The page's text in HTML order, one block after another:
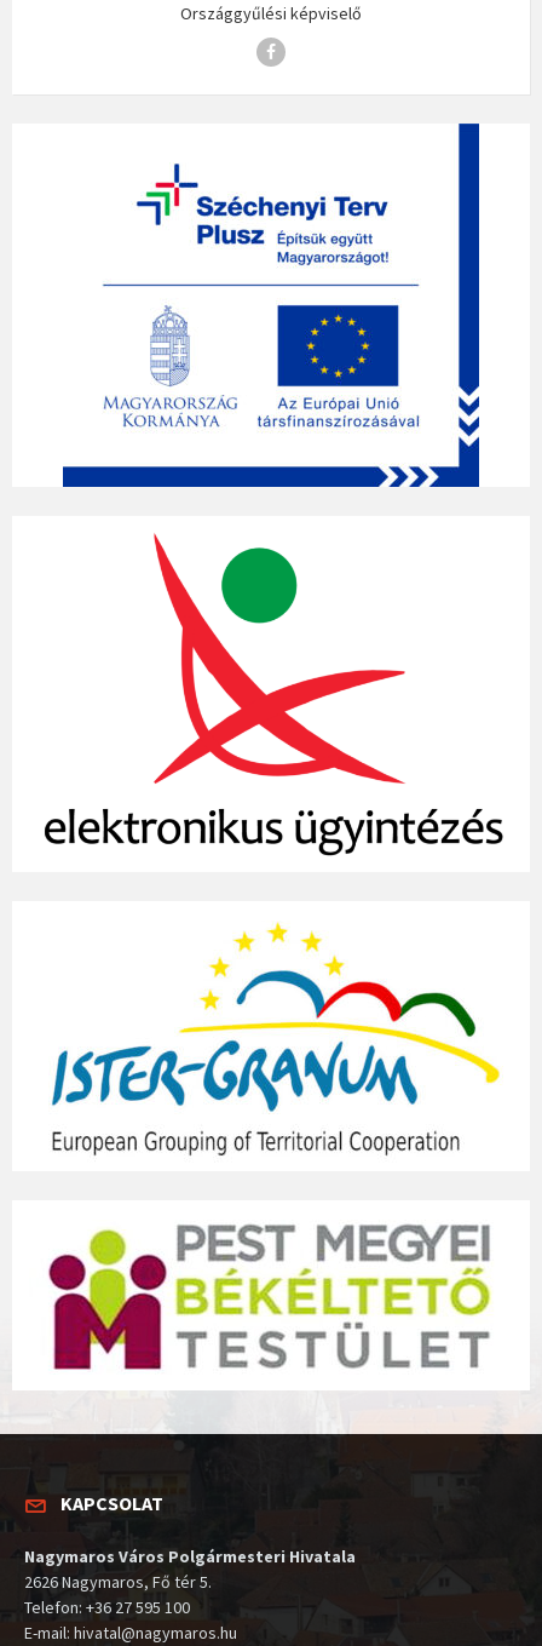
Országgyűlési képviselő
Facebook
KAPCSOLAT
Nagymaros Város Polgármesteri Hivatala
2626 Nagymaros, Fő tér 5.
Telefon: +36 27 595 100
E-mail: hivatal@nagymaros.hu